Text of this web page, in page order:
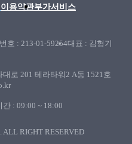
이용약관부가서비스
호 : 213-01-59254대표 : 김형기
로 201 테라타워2 A동 1521호
간 : 09:00 ~ 18:00
RIGHT RESERVED